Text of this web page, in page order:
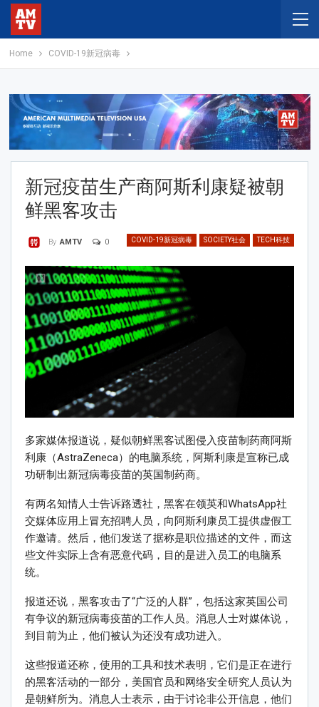
Home COVID-19新冠病毒
新冠疫苗生产商阿斯利康疑被朝
鲜黑客攻击
COVID-19新冠病毒 SOCIETY社会 TECH科技
By AMTV 0
多家媒体报道说，疑似朝鲜黑客试图侵入疫苗制药商阿斯
利康（AstraZeneca）的电脑系统，阿斯利康是宣称已成
功研制出新冠病毒疫苗的英国制药商。
有两名知情人士告诉路透社，黑客在领英和WhatsApp社
交媒体应用上冒充招聘人员，向阿斯利康员工提供虚假工
作邀请。然后，他们发送了据称是职位描述的文件，而这
些文件实际上含有恶意代码，目的是进入员工的电脑系
统。
报道还说，黑客攻击了“广泛的人群”，包括这家英国公司
有争议的新冠病毒疫苗的工作人员。消息人士对媒体说，
到目前为止，他们被认为还没有成功进入。
这些报道还称，使用的工具和技术表明，它们是正在进行
的黑客活动的一部分，美国官员和网络安全研究人员认为
是朝鲜所为。消息人士表示，由于讨论非公开信息，他们